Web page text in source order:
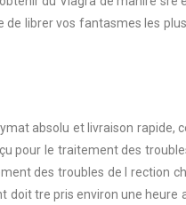
librer vos fantasmes les
absolu et livraison
pour le traitement des
des troubles de l rection
tre pris environ une